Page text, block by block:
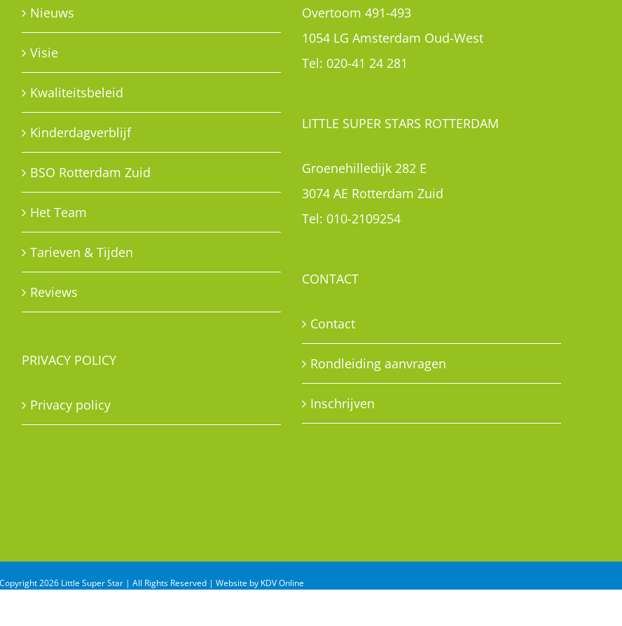
Nieuws
Visie
Kwaliteitsbeleid
Kinderdagverblijf
BSO Rotterdam Zuid
Het Team
Tarieven & Tijden
Reviews
PRIVACY POLICY
Privacy policy
Overtoom 491-493
1054 LG Amsterdam Oud-West
Tel: 020-41 24 281
LITTLE SUPER STARS ROTTERDAM
Groenehilledijk 282 E
3074 AE Rotterdam Zuid
Tel: 010-2109254
CONTACT
Contact
Rondleiding aanvragen
Inschrijven
Copyright 2026 Little Super Star | All Rights Reserved | Website by KDV Online